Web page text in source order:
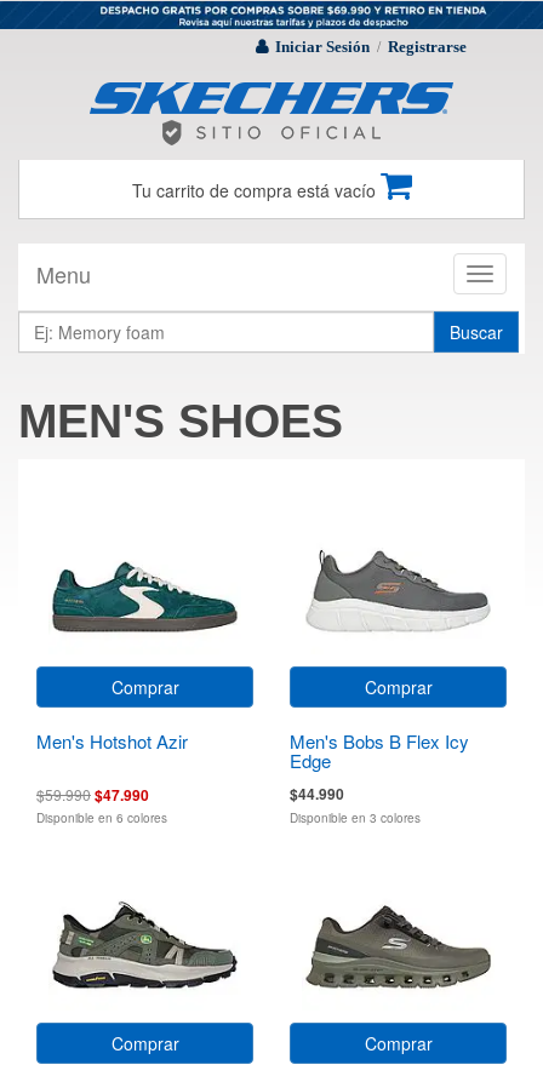
Iniciar Sesión / Registrarse
Tu carrito de compra está vacío
Toggle
Menu
Buscar
MEN'S SHOES
Comprar
Men's Hotshot Azir
$59.990$47.990
Disponible en 6 colores
Comprar
Men's Bobs B Flex Icy
Edge
$44.990
Disponible en 3 colores
Comprar Comprar